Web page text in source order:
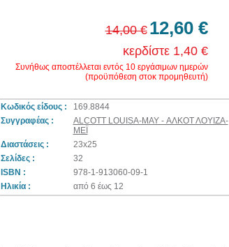
14,00 € 12,60 €
κερδίστε 1,40 €
Συνήθως αποστέλλεται εντός 10 εργάσιμων ημερών
(προϋπόθεση στοκ προμηθευτή)
Κωδικός είδους : 169.8844
Συγγραφέας :
ALCOTT LOUISA-MAY - ΑΛΚΟΤ ΛΟΥΙΖΑ-
ΜΕΪ
Διαστάσεις : 23x25
Σελίδες :
32
ISBN :
978-1-913060-09-1
Ηλικία :
από 6 έως 12